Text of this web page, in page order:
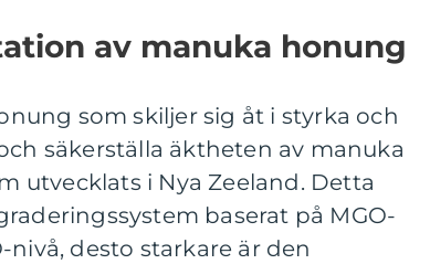
av manuka honung
som skiljer sig åt i styrka och
säkerställa äktheten av manuka
utvecklats i Nya Zeeland. Detta
baserat på MGO-
desto starkare är den